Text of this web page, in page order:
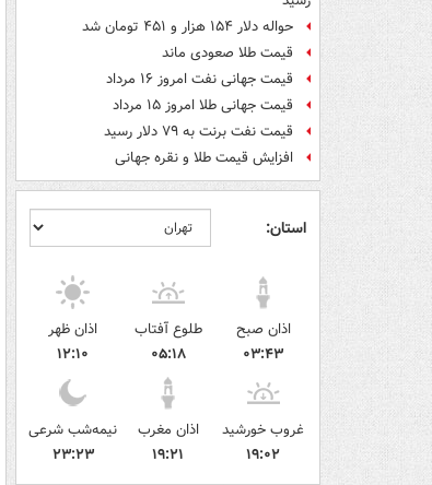
حواله دلار ۱۵۴ هزار و ۴۵۱ تومان شد
قیمت طلا صعودی ماند
قیمت جهانی نفت امروز ۱۶ مرداد
قیمت جهانی طلا امروز ۱۵ مرداد
قیمت نفت برنت به ۷۹ دلار رسید
افزایش قیمت طلا و نقره جهانی
استان:
اذان صبح
۰۳:۴۳
طلوع آفتاب
۰۵:۱۸
اذان ظهر
۱۲:۱۰
غروب خورشید
۱۹:۰۲
اذان مغرب
۱۹:۲۱
نیمه‌شب شرعی
۲۳:۲۳